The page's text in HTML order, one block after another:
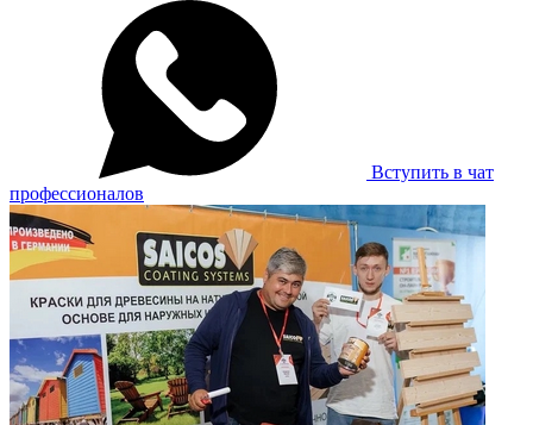
Вступить в чат
профессионалов